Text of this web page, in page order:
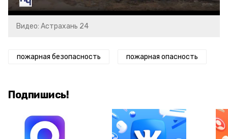
Видео: Астрахань 24
пожарная безопасность пожарная опасность
Подпишись!